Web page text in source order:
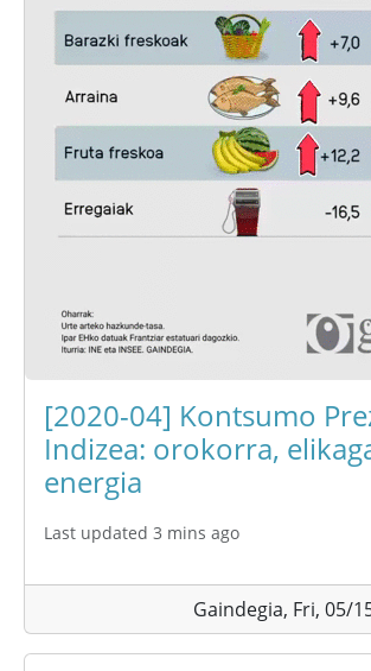
[2020-04] Kontsumo
Indizea: orokorra,
energia
Last updated 3 mins ago
Gaindegia, Fri, 05/